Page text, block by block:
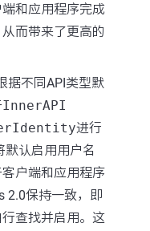
和应用程序完成
而带来了更高的
据不同API类型默
InnerAPI
进行
默认启用用户名
户端和应用程序
2.0保持一致，即
查找并启用。这